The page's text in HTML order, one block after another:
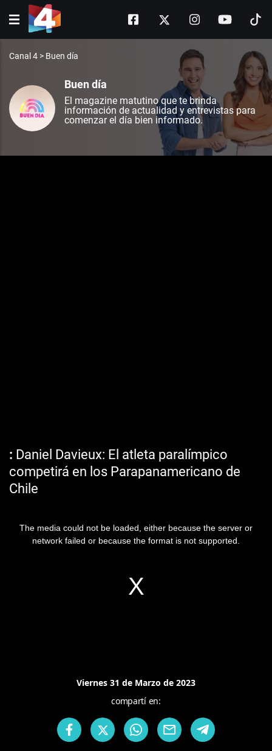
Canal 4 > Buen día
Buen día
El magazine matutino que te brinda
información de actualidad y entrevistas para
comenzar el día bien informado.
Daniel Davieux: El atleta paralímpico
competirá en los Parapanamericano de
Chile
The media could not be loaded, either because the server or
network failed or because the format is not supported.
Viernes 31 de Marzo de 2023
compartí en: